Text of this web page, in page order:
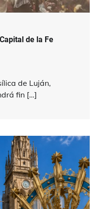
de la Fe
de Luján,
fin […]